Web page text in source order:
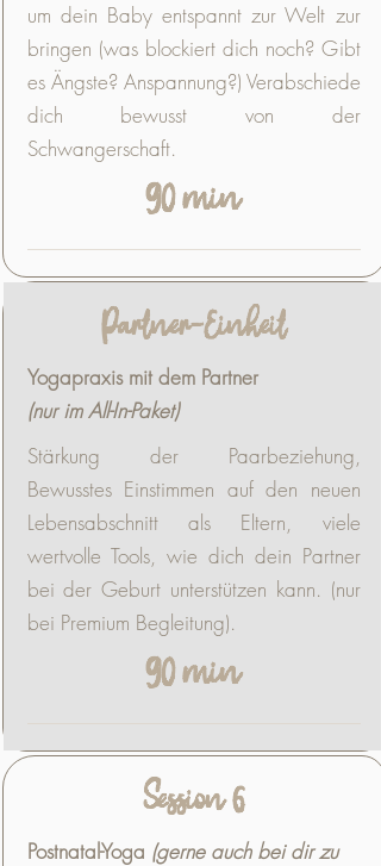
um dein Baby entspannt zur Welt zur
bringen (was blockiert dich noch? Gibt
es Ängste? Anspannung?) Verabschiede
dich bewusst von der
Schwangerschaft.
90 min
Partner-Einheit
Yogapraxis mit dem Partner
(nur im All-In-Paket)
Stärkung der Paarbeziehung,
Bewusstes Einstimmen auf den neuen
Lebensabschnitt als Eltern, viele
wertvolle Tools, wie dich dein Partner
bei der Geburt unterstützen kann. (nur
bei Premium Begleitung).
90 min
Session 6
Postnatal-Yoga (gerne auch bei dir zu